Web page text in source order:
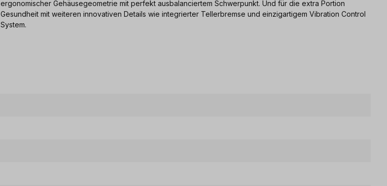
ergonomischer Gehäusegeometrie mit perfekt ausbalanciertem Schwerpunkt. Und für die extra Portion
Gesundheit mit weiteren innovativen Details wie integrierter Tellerbremse und einzigartigem Vibration Control
System.